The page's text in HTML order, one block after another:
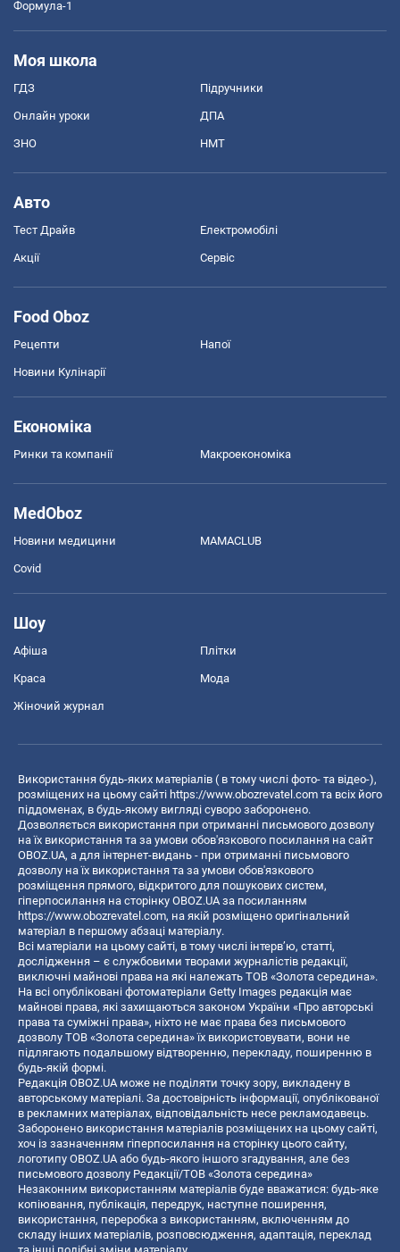
Формула-1
Моя школа
ГДЗ Підручники
Онлайн уроки ДПА
ЗНО НМТ
Авто
Тест Драйв Електромобілі
Акції Сервіс
Food Oboz
Рецепти Напої
Новини Кулінарії
Економіка
Ринки та компанії Макроекономіка
MedOboz
Новини медицини MAMACLUB
Covid
Шоу
Афіша Плітки
Краса Мода
Жіночий журнал
Використання будь-яких матеріалів ( в тому числі фото- та відео-),
розміщених на цьому сайті https://www.obozrevatel.com та всіх його
піддоменах, в будь-якому вигляді суворо заборонено.
Дозволяється використання при отриманні письмового дозволу
на їх використання та за умови обов'язкового посилання на сайт
OBOZ.UA, а для інтернет-видань - при отриманні письмового
дозволу на їх використання та за умови обов'язкового
розміщення прямого, відкритого для пошукових систем,
гіперпосилання на сторінку OBOZ.UA за посиланням
https://www.obozrevatel.com, на якій розміщено оригінальний
матеріал в першому абзаці матеріалу.
Всі матеріали на цьому сайті, в тому числі інтерв’ю, статті,
дослідження – є службовими творами журналістів редакції,
виключні майнові права на які належать ТОВ «Золота середина».
На всі опубліковані фотоматеріали Getty Images редакція має
майнові права, які захищаються законом України «Про авторські
права та суміжні права», ніхто не має права без письмового
дозволу ТОВ «Золота середина» їх використовувати, вони не
підлягають подальшому відтворенню, перекладу, поширенню в
будь-якій формі.
Редакція OBOZ.UA може не поділяти точку зору, викладену в
авторському матеріалі. За достовірність інформації, опублікованої
в рекламних матеріалах, відповідальність несе рекламодавець.
Заборонено використання матеріалів розміщених на цьому сайті,
хоч із зазначенням гіперпосилання на сторінку цього сайту,
логотипу OBOZ.UA або будь-якого іншого згадування, але без
письмового дозволу Редакції/ТОВ «Золота середина»
Незаконним використанням матеріалів буде вважатися: будь-яке
копiювання, публiкацiя, передрук, наступне поширення,
використання, переробка з використанням, включенням до
складу інших матеріалів, розповсюдження, адаптація, переклад